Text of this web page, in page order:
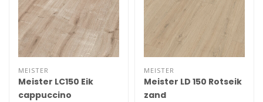
MEISTER
Meister LC150 Eik
cappuccino
MEISTER
Meister LD 150 Rotseik
zand